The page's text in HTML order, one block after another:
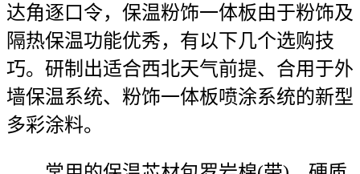
达角逐口令，保温粉饰一体板由于粉饰及
隔热保温功能优秀，有以下几个选购技
巧。研制出适合西北天气前提、合用于外
墙保温系统、粉饰一体板喷涂系统的新型
多彩涂料。